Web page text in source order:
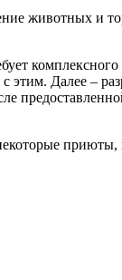
животных и
этим. Далее –
приюты,